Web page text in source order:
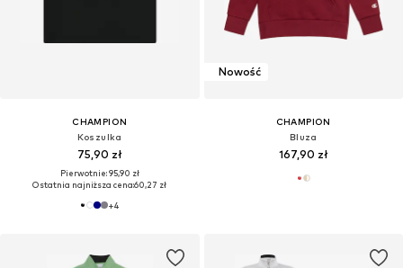
CHAMPION
Koszulka
75,90 zł
Pierwotnie: 95,90 zł
Ostatnia najniższa cena:60,27 zł
+4
Nowość
CHAMPION
Bluza
167,90 zł